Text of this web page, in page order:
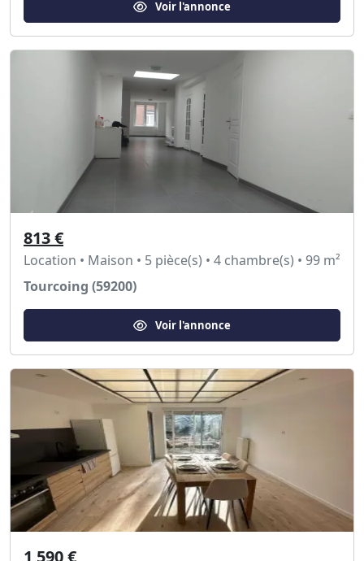
Voir l'annonce
813 €
Location • Maison • 5 pièce(s) • 4 chambre(s) • 99 m²
Tourcoing (59200)
Voir l'annonce
1 590 €